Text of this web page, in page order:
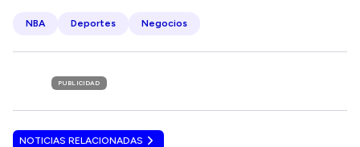
NBA Deportes Negocios
PUBLICIDAD
NOTICIAS RELACIONADAS